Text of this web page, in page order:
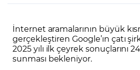
İnternet aramalarının büyük
gerçekleştiren Google’ın çatı
2025 yılı ilk çeyrek sonuçlarını
sunması bekleniyor.